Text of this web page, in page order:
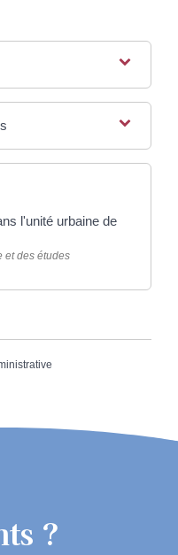
l'unité urbaine de
et des études
?